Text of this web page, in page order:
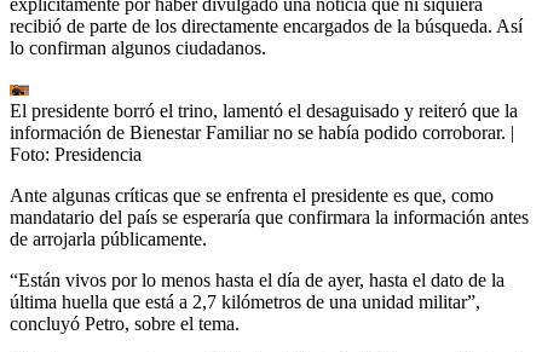
recibió de parte de los directamente encargados de la búsqueda. Así
lo confirman algunos ciudadanos.
El presidente borró el trino, lamentó el desaguisado y reiteró que la
información de Bienestar Familiar no se había podido corroborar. |
Foto: Presidencia
Ante algunas críticas que se enfrenta el presidente es que, como
mandatario del país se esperaría que confirmara la información antes
de arrojarla públicamente.
“Están vivos por lo menos hasta el día de ayer, hasta el dato de la
última huella que está a 2,7 kilómetros de una unidad militar”,
concluyó Petro, sobre el tema.